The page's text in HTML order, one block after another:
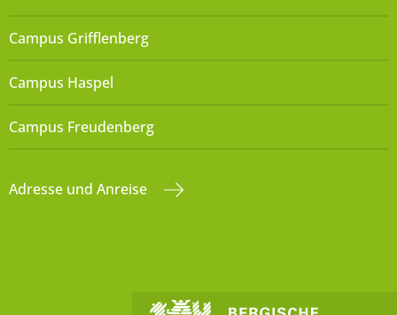
Campus Grifflenberg
Campus Haspel
Campus Freudenberg
Adresse und Anreise